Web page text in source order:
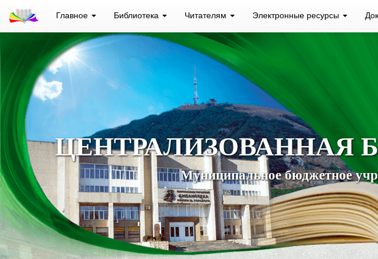
Главное Библиотека Читателям Электронные ресурсы
ЦЕНТРАЛИЗОВАННАЯ
Муниципальное бюджетное